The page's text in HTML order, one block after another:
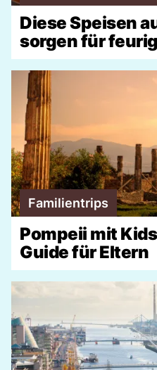
Diese Speisen
sorgen für
Familientrips
Pompeii mit
Guide für Eltern